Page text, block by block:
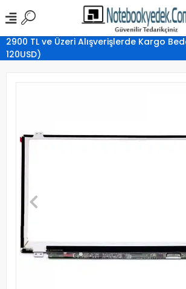
2900 TL ve Üzeri Alışverişlerde Kargo
120USD)